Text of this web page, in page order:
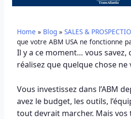
Home » Blog» SALES &
que votre ABM USA ne fonctionne
Il y a ce moment… vous savez,
réalisez que quelque chose ne
Vous investissez dans l’ABM
avez le budget, les outils,
tout devrait marcher. Mais vos